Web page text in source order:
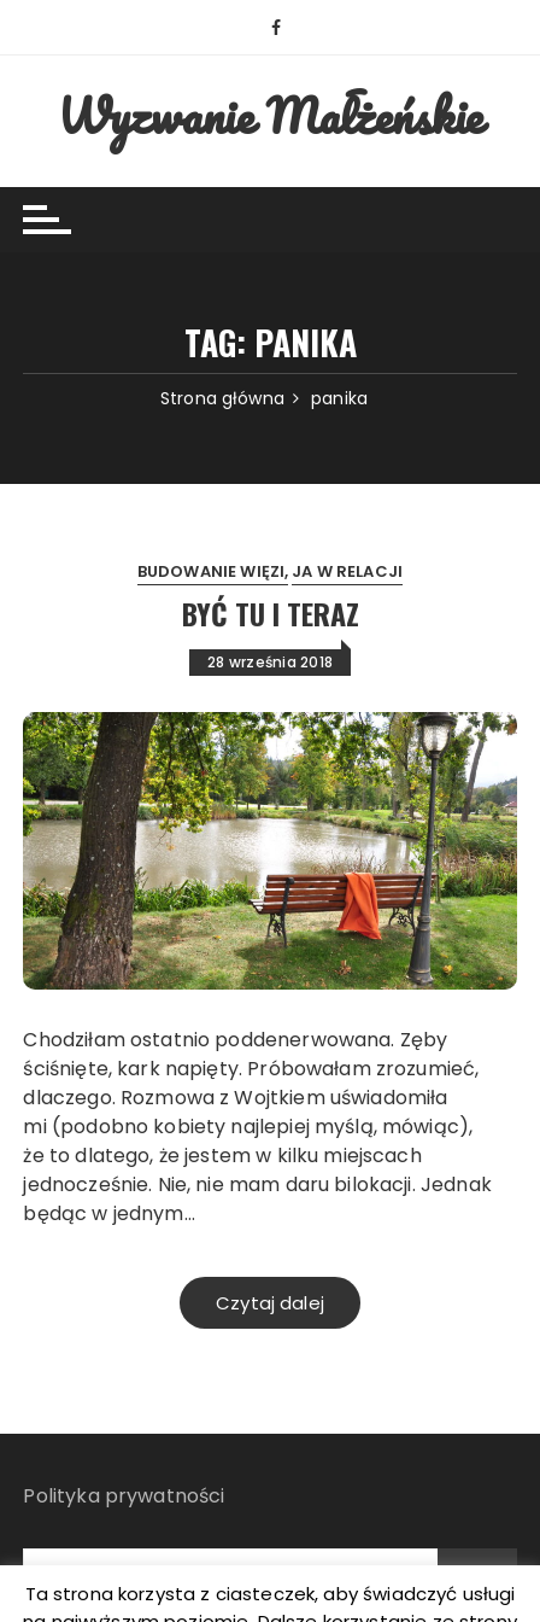
Wyzwanie Małżeńskie
TAG: PANIKA
Strona główna panika
BUDOWANIE WIĘZI JA W RELACJI
BYĆ TU I TERAZ
28 września 2018
Chodziłam ostatnio poddenerwowana. Zęby
ściśnięte, kark napięty. Próbowałam zrozumieć,
dlaczego. Rozmowa z Wojtkiem uświadomiła
mi (podobno kobiety najlepiej myślą, mówiąc),
że to dlatego, że jestem w kilku miejscach
jednocześnie. Nie, nie mam daru bilokacji. Jednak
będąc w jednym…
Czytaj dalej
Polityka prywatności
Ta strona korzysta z ciasteczek, aby świadczyć usługi